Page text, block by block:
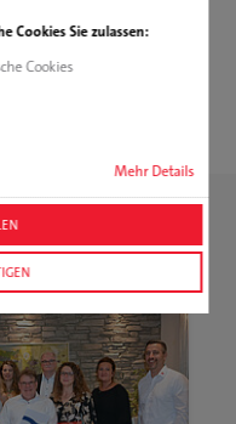
Cookies Sie zulassen:
Cookies
Mehr Details